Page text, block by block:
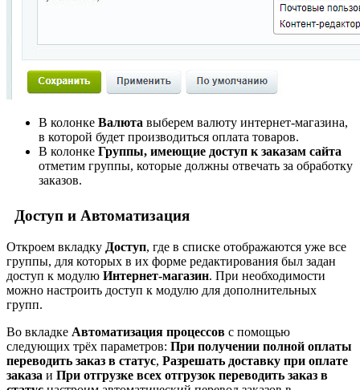
В колонке Валюта выберем валюту интернет-магазина,
в которой будет производиться оплата товаров.
В колонке Группы, имеющие доступ к заказам сайта
отметим группы, которые должны отвечать за обработку
заказов.
Доступ и Автоматизация
Откроем вкладку Доступ, где в списке отображаются уже все
группы, для которых в их форме редактирования был задан
доступ к модулю Интернет-магазин. При необходимости
можно настроить доступ к модулю для дополнительных
групп.
Во вкладке Автоматизация процессов с помощью
следующих трёх параметров: При получении полной оплаты
переводить заказ в статус, Разрешать доставку при оплате
заказа и При отгрузке всех отгрузок переводить заказ в